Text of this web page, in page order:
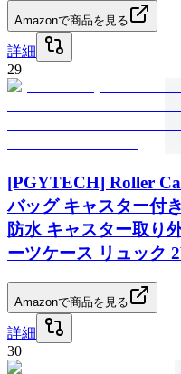
Amazonで商品を見る
詳細
29
[PGYTECH] Roller
バッグ キャスター付
防水 キャスター取り
ーツケース リュック
Amazonで商品を見る
詳細
30